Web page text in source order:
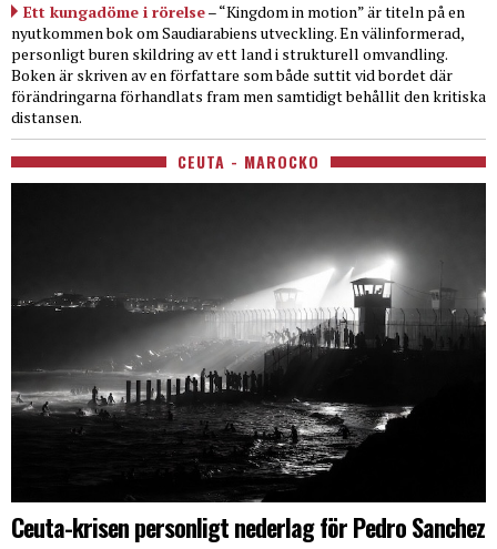
Ett kungadöme i rörelse– “Kingdom in motion” är titeln på en
nyutkommen bok om Saudiarabiens utveckling. En välinformerad,
personligt buren skildring av ett land i strukturell omvandling.
Boken är skriven av en författare som både suttit vid bordet där
förändringarna förhandlats fram men samtidigt behållit den kritiska
distansen.
CEUTA - MAROCKO
Ceuta-krisen personligt nederlag för Pedro Sanchez